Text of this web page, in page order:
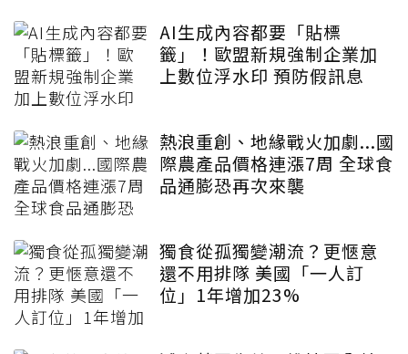
AI生成內容都要「貼標
籤」！歐盟新規強制企業加
上數位浮水印 預防假訊息
熱浪重創、地緣戰火加劇...國
際農產品價格連漲7周 全球食
品通膨恐再次來襲
獨食從孤獨變潮流？更愜意
還不用排隊 美國「一人訂
位」1年增加23%